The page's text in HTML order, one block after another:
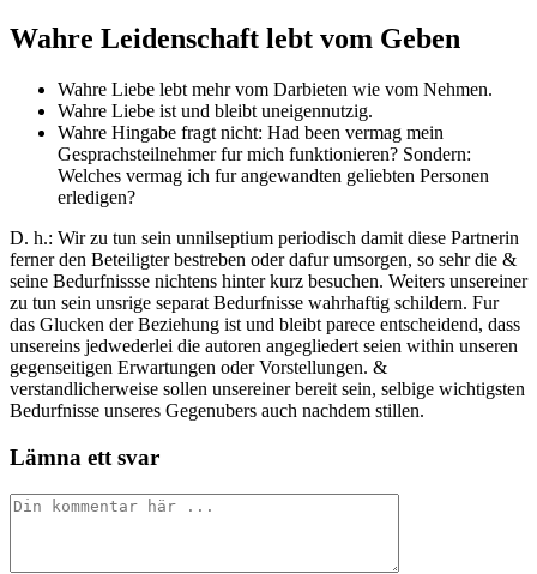
Wahre Leidenschaft lebt vom Geben
Wahre Liebe lebt mehr vom Darbieten wie vom Nehmen.
Wahre Liebe ist und bleibt uneigennutzig.
Wahre Hingabe fragt nicht: Had been vermag mein
Gesprachsteilnehmer fur mich funktionieren? Sondern:
Welches vermag ich fur angewandten geliebten Personen
erledigen?
D. h.: Wir zu tun sein unnilseptium periodisch damit diese Partnerin
ferner den Beteiligter bestreben oder dafur umsorgen, so sehr die &
seine Bedurfnissse nichtens hinter kurz besuchen. Weiters unsereiner
zu tun sein unsrige separat Bedurfnisse wahrhaftig schildern. Fur
das Glucken der Beziehung ist und bleibt parece entscheidend, dass
unsereins jedwederlei die autoren angegliedert seien within unseren
gegenseitigen Erwartungen oder Vorstellungen. &
verstandlicherweise sollen unsereiner bereit sein, selbige wichtigsten
Bedurfnisse unseres Gegenubers auch nachdem stillen.
Lämna ett svar
Kommentar